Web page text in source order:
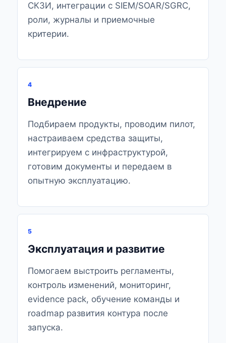
СКЗИ, интеграции с SIEM/SOAR/SGRC,
роли, журналы и приемочные
критерии.
4
Внедрение
Подбираем продукты, проводим пилот,
настраиваем средства защиты,
интегрируем с инфраструктурой,
готовим документы и передаем в
опытную эксплуатацию.
5
Эксплуатация и развитие
Помогаем выстроить регламенты,
контроль изменений, мониторинг,
evidence pack, обучение команды и
roadmap развития контура после
запуска.